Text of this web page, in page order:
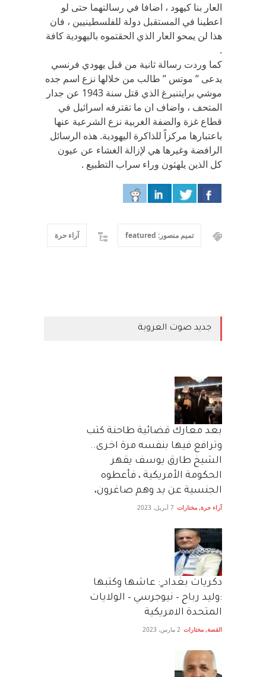
العار بنا كيهود ، اضافا في رسالتهما حتى لو
اعطينا في المستقبل دولة للفلسطينيين ، فان
هذا لن يمحو العار الذي الحقتموه باليهودية كافة
.
كما وردت رسالة ثانية من قبل يهودي فرنسي
يدعى ” موتس ” طالب من خلالها نزع اسم جده
موشي برايتنبرغ الذي قتل سنة 1943 عن جدار
المتحف ، واضاف ان ما تقترفه اسرائيل في
قطاع غزة والضفة الغربية نزع الشرعية عنها
باعتبارها مركزاً للذاكرة اليهودية. هذه الرسائل
الرافضة وغيرها هي لإزالة الغشاء عن عيون
كل الذين يلهثون وراء سراب التطبيع .
تميم منصور: featured آراء حرة
جديد صوت العروبة
بعد معارك قضائية طاحنة كتب
وترافع فيها بنفسه مرة اخرى..
الشيخ طارق يوسف يقهر
الحكومة الأمريكية ، فأعطوه
الجنسية عن يد وهم صاغرون،
آراء حرة, مختارات 7 أبريل، 2023
دكريات بغداد ٍ: عاشها وكتبها
:وليد رباح – نيوجرسي – الولايات
المتحدة الامريكية
القصة, مختارات 2 مارس، 2023